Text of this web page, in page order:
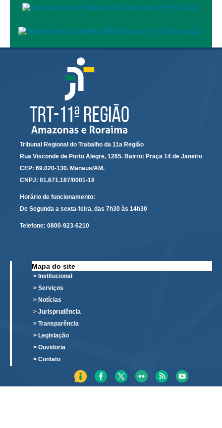
Plantão Judiciário
Inscrição para mediação e conciliação – Cejusc 1º e 2º
Perguntas Frequentes
Eventos
Portal Execução
Portal Proad
Portal dos Precatórios e Requisições de
Pequeno Valor
Programa Aprendizagem
Protocolo Eletrônico
Suspensão e Prorrogação de Prazos
Estatísticas
Pesquisa de metas Nacionais
Acessibilidade
Editais de Credenciamento
Pontos de Inclusão Digital
Monitoramento do Serviços de TIC
Conexão Inclusiva
|
Tribunal Regional do Trabalho da 11a Região
Rua Visconde de Porto Alegre, 1265. Bairro: Praça 14 de Janeiro
CEP: 69.020-130. Manaus/AM.
CNPJ: 01.671.187/0001-18
Horário de funcionamento:
De Segunda a sexta-feira, das 7h30 às 14h30
Telefone: 0800-923-6210
Mapa do site
> Institucional
> Serviços
> Notícias
> Jurisprudência
> Transparência
> Legislação
> Ouvidoria
> Contato